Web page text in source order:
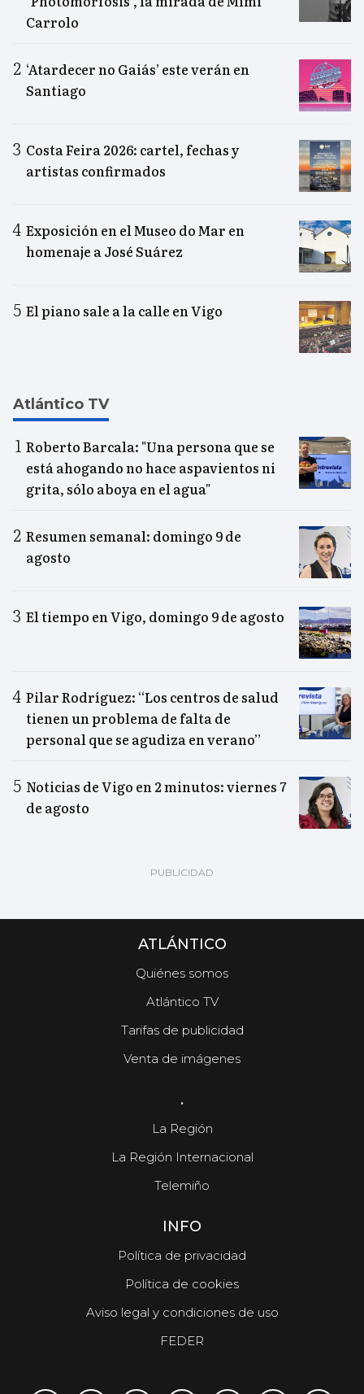
Carrolo
‘Atardecer no Gaiás’ este verán en
Santiago
Costa Feira 2026: cartel, fechas y
artistas confirmados
Exposición en el Museo do Mar en
homenaje a José Suárez
El piano sale a la calle en Vigo
Atlántico TV
Roberto Barcala: "Una persona que se
está ahogando no hace aspavientos ni
grita, sólo aboya en el agua"
Resumen semanal: domingo 9 de
agosto
El tiempo en Vigo, domingo 9 de agosto
Pilar Rodríguez: “Los centros de salud
tienen un problema de falta de
personal que se agudiza en verano”
Noticias de Vigo en 2 minutos: viernes 7
de agosto
ATLÁNTICO
Quiénes somos
Atlántico TV
Tarifas de publicidad
Venta de imágenes
.
La Región
La Región Internacional
Telemiño
INFO
Política de privacidad
Política de cookies
Aviso legal y condiciones de uso
FEDER